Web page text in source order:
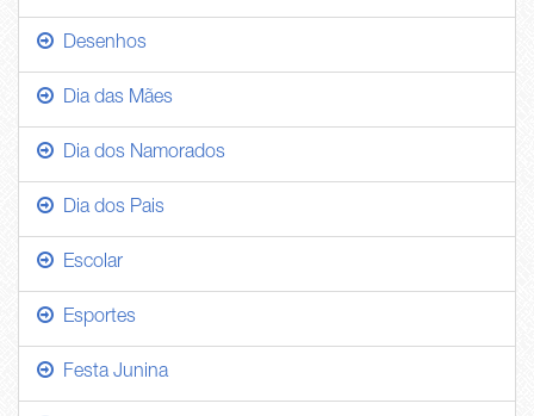
Desenhos
Dia das Mães
Dia dos Namorados
Dia dos Pais
Escolar
Esportes
Festa Junina